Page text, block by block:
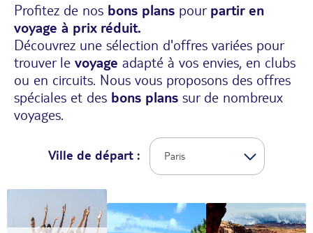
Profitez de nos bons plans pour partir en
voyage à prix réduit.
Découvrez une sélection d'offres variées pour
trouver le voyage adapté à vos envies, en clubs
ou en circuits. Nous vous proposons des offres
spéciales et des bons plans sur de nombreux
voyages.
Ville de départ :